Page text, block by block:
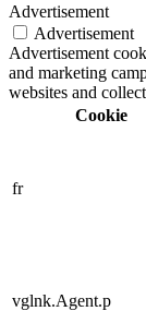
Advertisement
Advertisement
Advertisement
and marketing
websites and
Cookie
fr
vglnk.Agent.p